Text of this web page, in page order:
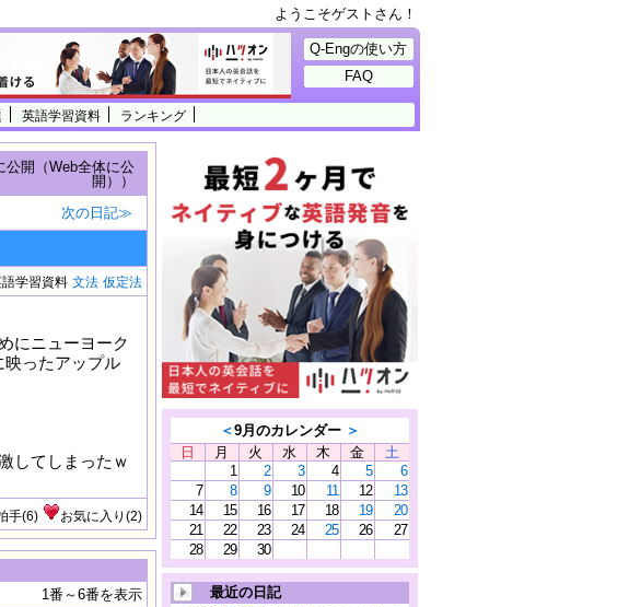
ようこそゲストさん！
英語学習資料 ランキング
Q-Engの使い方
FAQ
公開（Web全体に公
開））
次の日記≫
学習資料 文法 仮定法
にニューヨーク
ったアップル
してしまったｗ
手(6) お気に入り (2)
1番～6番を表示
＜9月のカレンダー ＞
日
月 火 水 木 金
土
1
2 3 4 5
6
7
8 9 10 11 12
13
14
15 16 17 18 19
20
21
22 23 24 25 26
27
28
29 30
最近の日記